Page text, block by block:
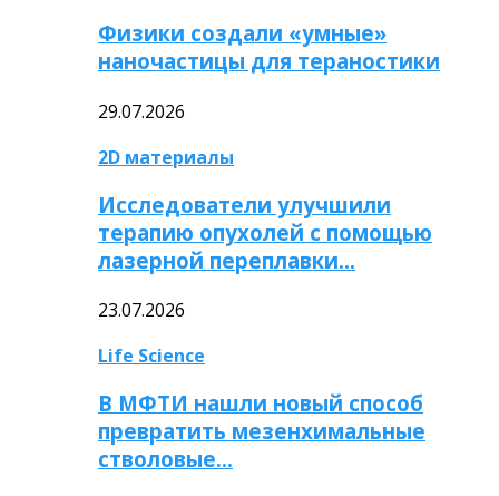
Физики создали «умные»
наночастицы для тераностики
29.07.2026
2D материалы
Исследователи улучшили
терапию опухолей с помощью
лазерной переплавки…
23.07.2026
Life Science
В МФТИ нашли новый способ
превратить мезенхимальные
стволовые…